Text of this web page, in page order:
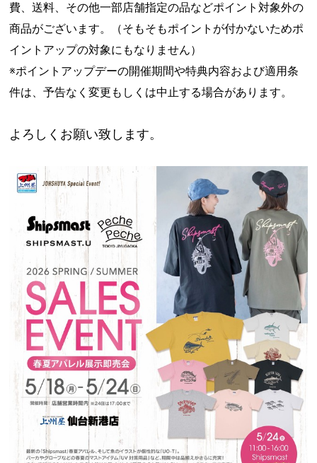
費、送料、その他一部店舗指定の品などポイント対象外の
商品がございます。（そもそもポイントが付かないためポ
イントアップの対象にもなりません）
※ポイントアップデーの開催期間や特典内容および適用条
件は、予告なく変更もしくは中止する場合があります。
よろしくお願い致します。